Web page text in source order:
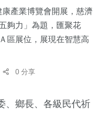
產業博覽會開展，慈濟
夠力」為題，匯聚花
區展位，展現在智慧高
0 分享